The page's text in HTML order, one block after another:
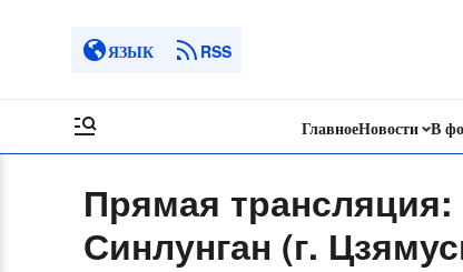
ЯЗЫК RSS
ГлавноеНовости В
Прямая
Синлунган (г.